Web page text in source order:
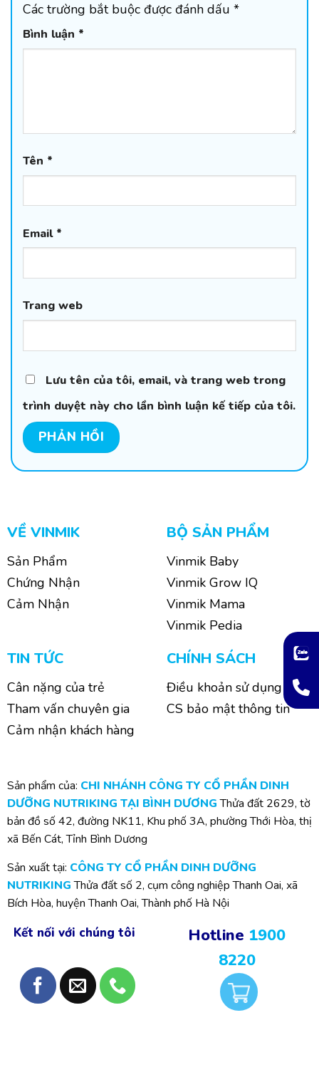
Các trường bắt buộc được đánh dấu *
Bình luận *
Tên *
Email *
Trang web
Lưu tên của tôi, email, và trang web trong
trình duyệt này cho lần bình luận kế tiếp của tôi.
VỀ VINMIK
Sản Phẩm
Chứng Nhận
Cảm Nhận
BỘ SẢN PHẨM
Vinmik Baby
Vinmik Grow IQ
Vinmik Mama
Vinmik Pedia
TIN TỨC
Cân nặng của trẻ
Tham vấn chuyên gia
Cảm nhận khách hàng
CHÍNH SÁCH
Điều khoản sử dụng
CS bảo mật thông tin
Sản phẩm của: CHI NHÁNH CÔNG TY CỔ PHẦN DINH
DƯỠNG NUTRIKING TẠI BÌNH DƯƠNGThửa đất 2629, tờ
bản đồ số 42, đường NK11, Khu phố 3A, phường Thới Hòa, thị
xã Bến Cát, Tỉnh Bình Dương
Sản xuất tại: CÔNG TY CỔ PHẦN DINH DƯỠNG
NUTRIKINGThửa đất số 2, cụm công nghiệp Thanh Oai, xã
Bích Hòa, huyện Thanh Oai, Thành phố Hà Nội
Kết nối với chúng tôi Hotline 1900
8220